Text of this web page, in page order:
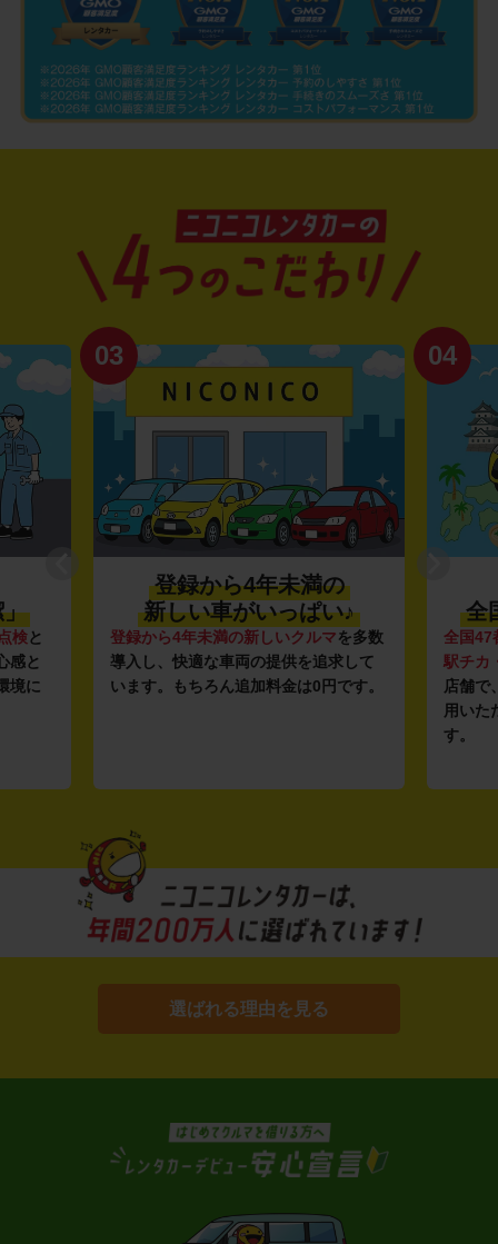
」
検と
感と
境に
03
登録から4年未満の
新しい車がいっぱい♪
登録から4年未満の新しいクルマを多数
導入し、快適な車両の提供を追求して
います。もちろん追加料金は0円です。
04
全
全国47
駅チカ
店舗で
用いた
す。
選ばれる理由を見る